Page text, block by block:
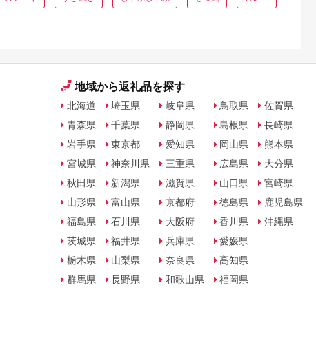
地域から返礼品を探す
北海道
青森県
岩手県
宮城県
秋田県
山形県
福島県
茨城県
栃木県
群馬県
埼玉県
千葉県
東京都
神奈川県
新潟県
富山県
石川県
福井県
山梨県
長野県
岐阜県
静岡県
愛知県
三重県
滋賀県
京都府
大阪府
兵庫県
奈良県
和歌山県
鳥取県
島根県
岡山県
広島県
山口県
徳島県
香川県
愛媛県
高知県
福岡県
佐賀県
長崎県
熊本県
大分県
宮崎県
鹿児島県
沖縄県